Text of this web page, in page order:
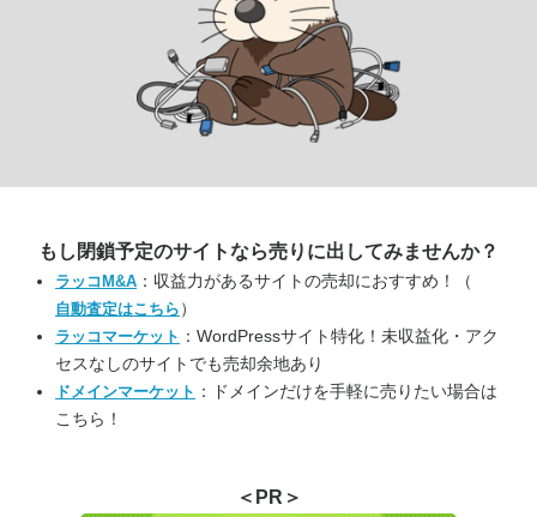
もし閉鎖予定のサイトなら売りに出してみませんか？
ラッコM&A ：収益力があるサイトの売却におすすめ！（
自動査定はこちら ）
ラッコマーケット ：WordPressサイト特化！未収益化・アク
セスなしのサイトでも売却余地あり
ドメインマーケット ：ドメインだけを手軽に売りたい場合は
こちら！
＜PR＞